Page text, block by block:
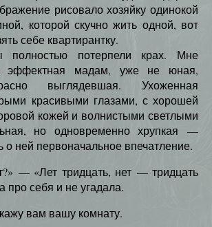
рисовало хозяйку одинокой
которой скучно жить одной, вот
себе квартирантку.
полностью потерпели крах. Мне
эффектная мадам, уже не юная,
выглядевшая. Ухоженная
красивыми глазами, с хорошей
кожей и волнистыми светлыми
но одновременно хрупкая —
о ней первоначальное впечатление.
— «Лет тридцать, нет — тридцать
себя и не угадала.
вам вашу комнату.